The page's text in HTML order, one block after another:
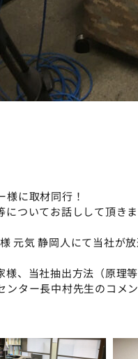
に取材同行！
についてお話しして頂き
元気 静岡人にて当社が
様、当社抽出方法（原理
ター長中村先生のコメ